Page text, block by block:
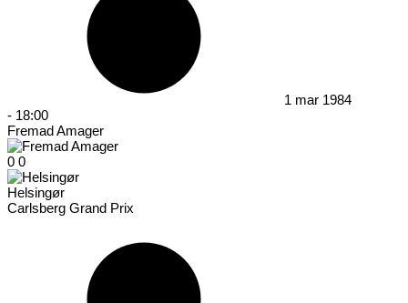
1 mar 1984
- 18:00
Fremad Amager
0 0
Helsingør
Carlsberg Grand Prix